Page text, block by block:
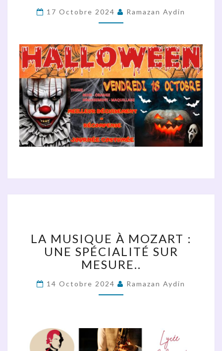
LE
18
17 Octobre 2024 Ramazan Aydin
MOZART
UNE
SUR
MESURE..
LA MUSIQUE À MOZART :
UNE SPÉCIALITÉ SUR
MESURE..
14 Octobre 2024 Ramazan Aydin